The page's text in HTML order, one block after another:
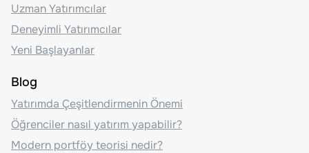
Uzman Yatırımcılar
Deneyimli Yatırımcılar
Yeni Başlayanlar
Blog
Yatırımda Çeşitlendirmenin Önemi
Öğrenciler nasıl yatırım yapabilir?
Modern portföy teorisi nedir?